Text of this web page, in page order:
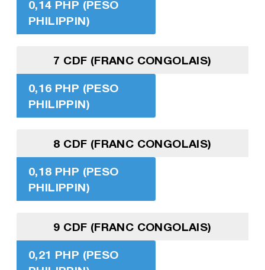
0,14 PHP (PESO
PHILIPPIN)
7 CDF (FRANC CONGOLAIS)
0,16 PHP (PESO
PHILIPPIN)
8 CDF (FRANC CONGOLAIS)
0,18 PHP (PESO
PHILIPPIN)
9 CDF (FRANC CONGOLAIS)
0,21 PHP (PESO